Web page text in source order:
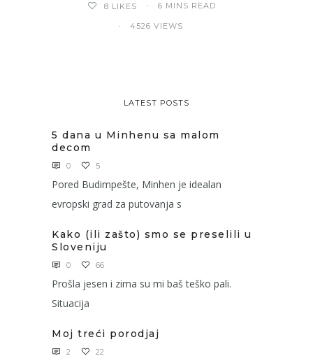
8 LIKES 6 MINS READ
4526 VIEWS
LATEST POSTS
5 dana u Minhenu sa malom
decom
0 5
Pored Budimpešte, Minhen je idealan
evropski grad za putovanja s
Kako (ili zašto) smo se preselili u
Sloveniju
0 66
Prošla jesen i zima su mi baš teško pali.
Situacija
Moj treći porodjaj
2 22